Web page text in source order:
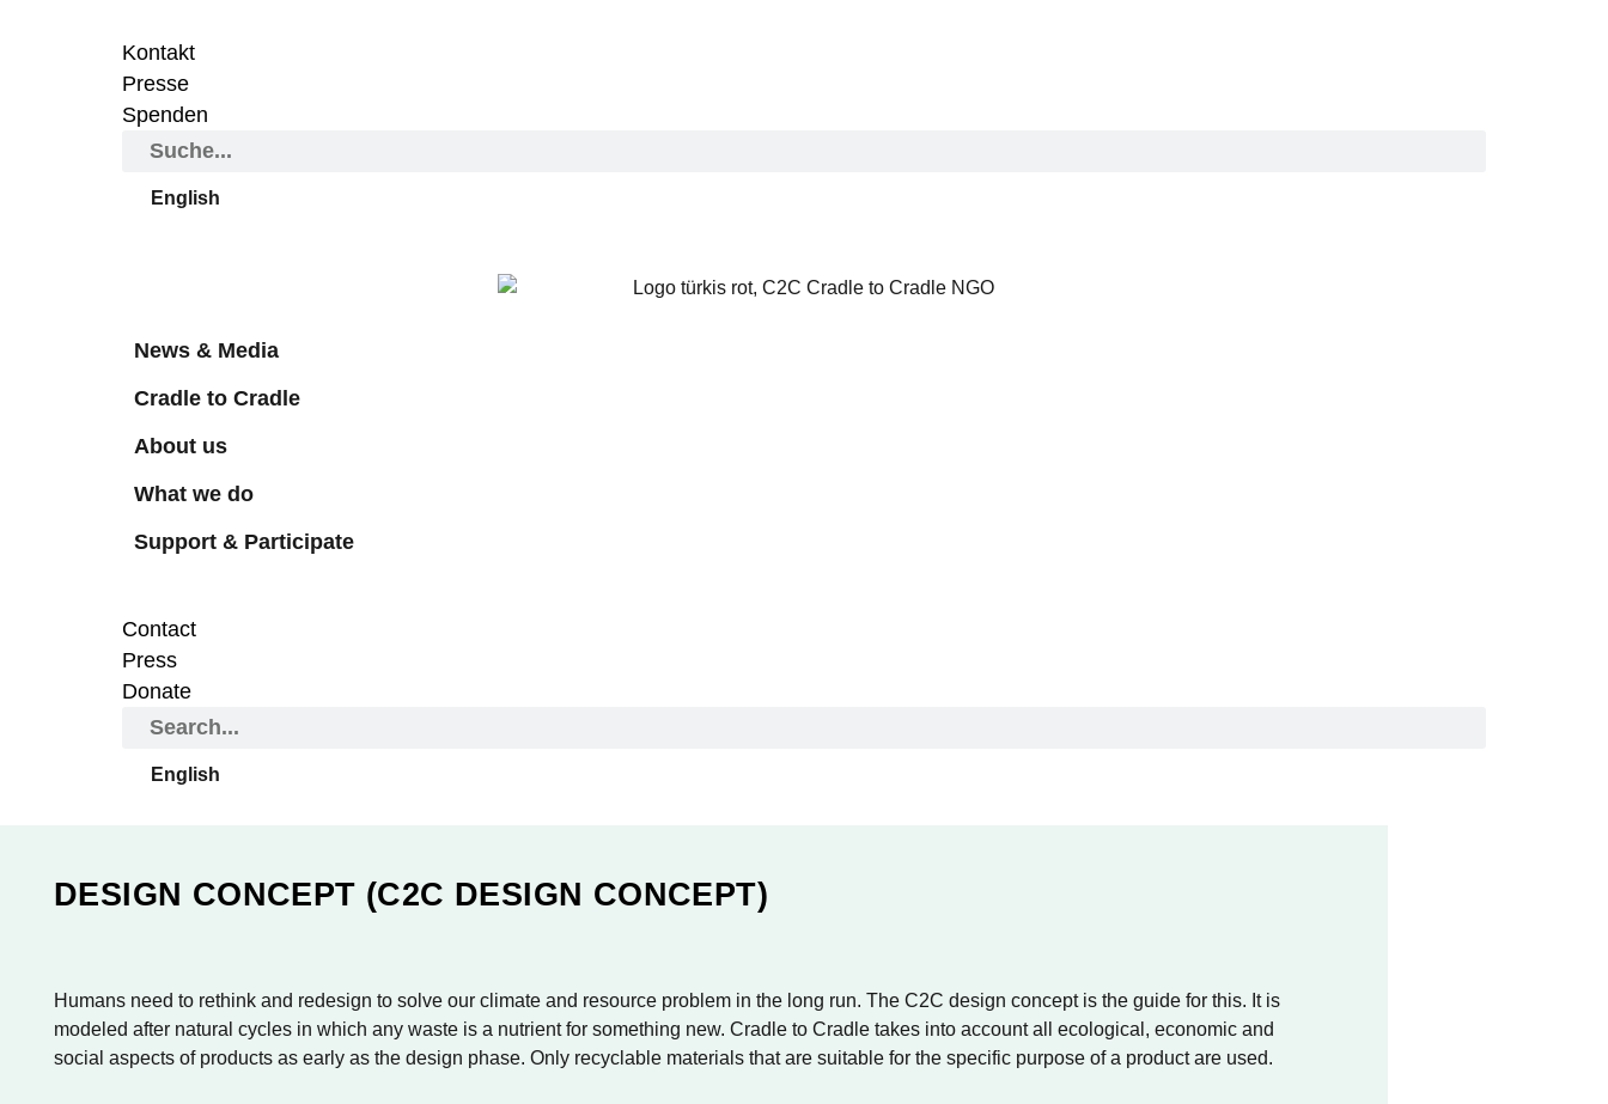
Kontakt
Presse
Spenden
English
News & Media
Cradle to Cradle
About us
What we do
Support & Participate
Contact
Press
Donate
English
DESIGN CONCEPT (C2C DESIGN CONCEPT)
Humans need to rethink and redesign to solve our climate and resource problem in the long run. The C2C design concept is the guide for this. It is
modeled after natural cycles in which any waste is a nutrient for something new. Cradle to Cradle takes into account all ecological, economic and
social aspects of products as early as the design phase. Only recyclable materials that are suitable for the specific purpose of a product are used.